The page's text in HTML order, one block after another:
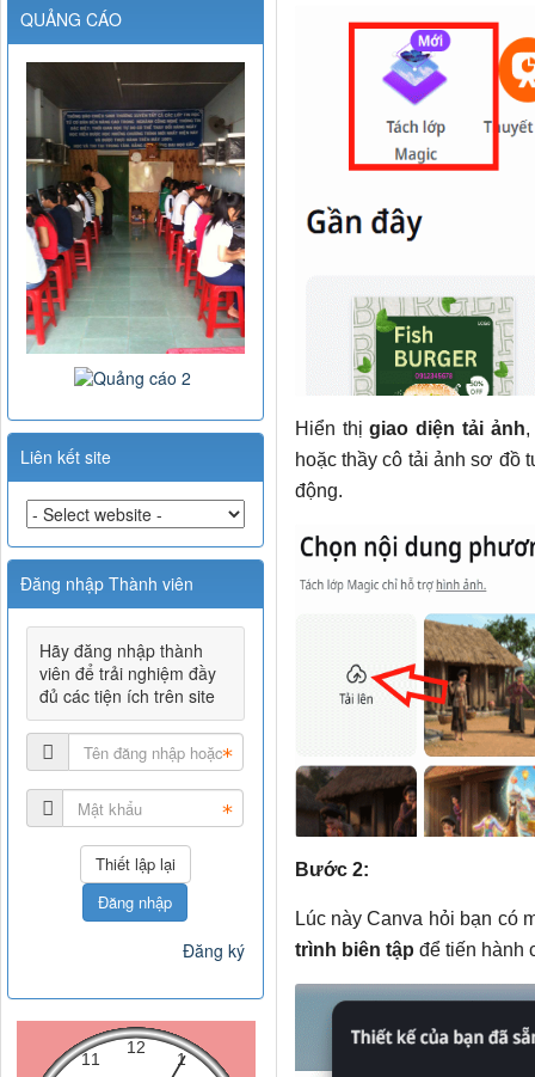
Hiển thịgiao diện tải ảnh
hoặc thầy cô tải ảnh sơ đồ
động.
Bước 2:
Lúc này Canva hỏi bạn có
trình biên tập để tiến hành
QUẢNG CÁO
Liên kết site
Đăng nhập Thành viên
Hãy đăng nhập thành
viên để trải nghiệm đầy
đủ các tiện ích trên site
Đăng nhập
Đăng ký